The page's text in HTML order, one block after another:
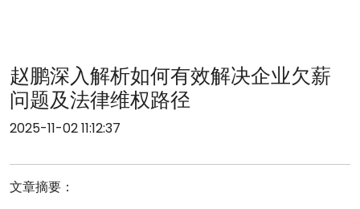
赵鹏深入解析如何有效解决企业欠薪
问题及法律维权路径
2025-11-02 11:12:37
文章摘要：